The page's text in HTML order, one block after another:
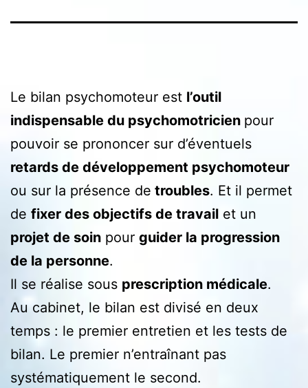
Le bilan psychomoteur est l’outil
indispensable du psychomotricien pour
pouvoir se prononcer sur d’éventuels
retards de développement psychomoteur
ou sur la présence de troubles. Et il permet
de fixer des objectifs de travail et un
projet de soin pour guider la progression
de la personne.
Il se réalise sous prescription médicale.
Au cabinet, le bilan est divisé en deux
temps : le premier entretien et les tests de
bilan. Le premier n’entraînant pas
systématiquement le second.